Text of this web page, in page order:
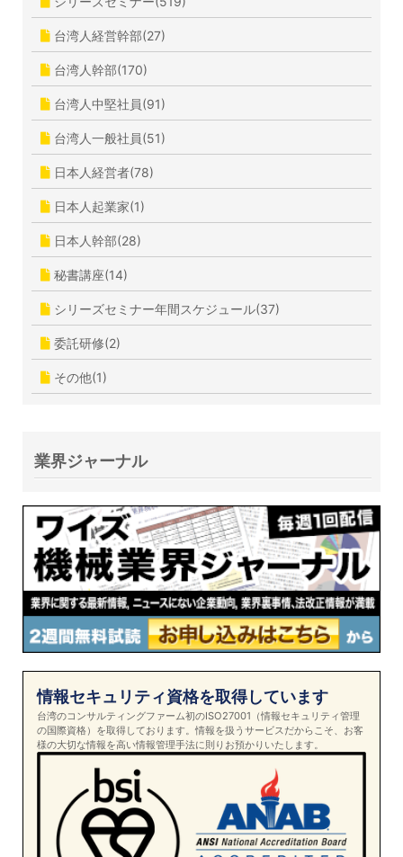
台湾人経営幹部(27)
台湾人幹部(170)
台湾人中堅社員(91)
台湾人一般社員(51)
日本人経営者(78)
日本人起業家(1)
日本人幹部(28)
秘書講座(14)
シリーズセミナー年間スケジュール(37)
委託研修(2)
その他(1)
業界ジャーナル
情報セキュリティ資格を取得しています
台湾のコンサルティングファーム初のISO27001（情報セキュリティ管理
の国際資格）を取得しております。情報を扱うサービスだからこそ、お客
様の大切な情報を高い情報管理手法に則りお預かりいたします。